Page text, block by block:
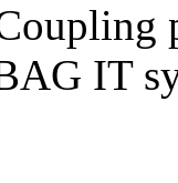
IT